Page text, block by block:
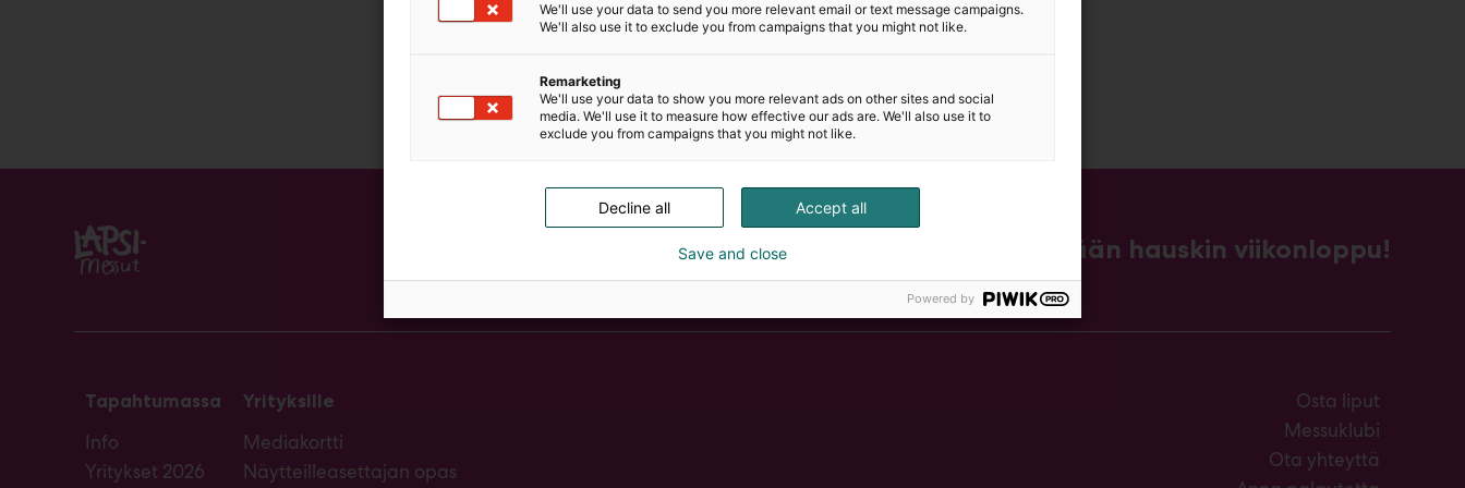
Kevään hauskin viikonloppu!
Tapahtumassa
Info
Yritykset 2026
Yrityksille
Mediakortti
Näytteilleasettajan opas
Osta liput
Messuklubi
Ota yhteyttä
We'll use your data to send you more relevant email or text message campaigns.
We'll also use it to exclude you from campaigns that you might not like.
Remarketing
We'll use your data to show you more relevant ads on other sites and social
media. We'll use it to measure how effective our ads are. We'll also use it to
exclude you from campaigns that you might not like.
Accept all
Decline all
Save and close
Powered by